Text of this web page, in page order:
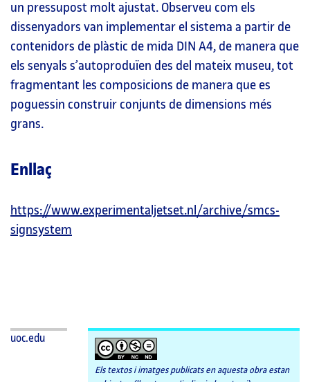
un pressupost molt ajustat. Observeu com els
dissenyadors van implementar el sistema a partir de
contenidors de plàstic de mida DIN A4, de manera que
els senyals s’autoproduïen des del mateix museu, tot
fragmentant les composicions de manera que es
poguessin construir conjunts de dimensions més
grans.
Enllaç
https://www.experimentaljetset.nl/archive/smcs-
signsystem
uoc.edu
Els textos i imatges publicats en aquesta obra estan